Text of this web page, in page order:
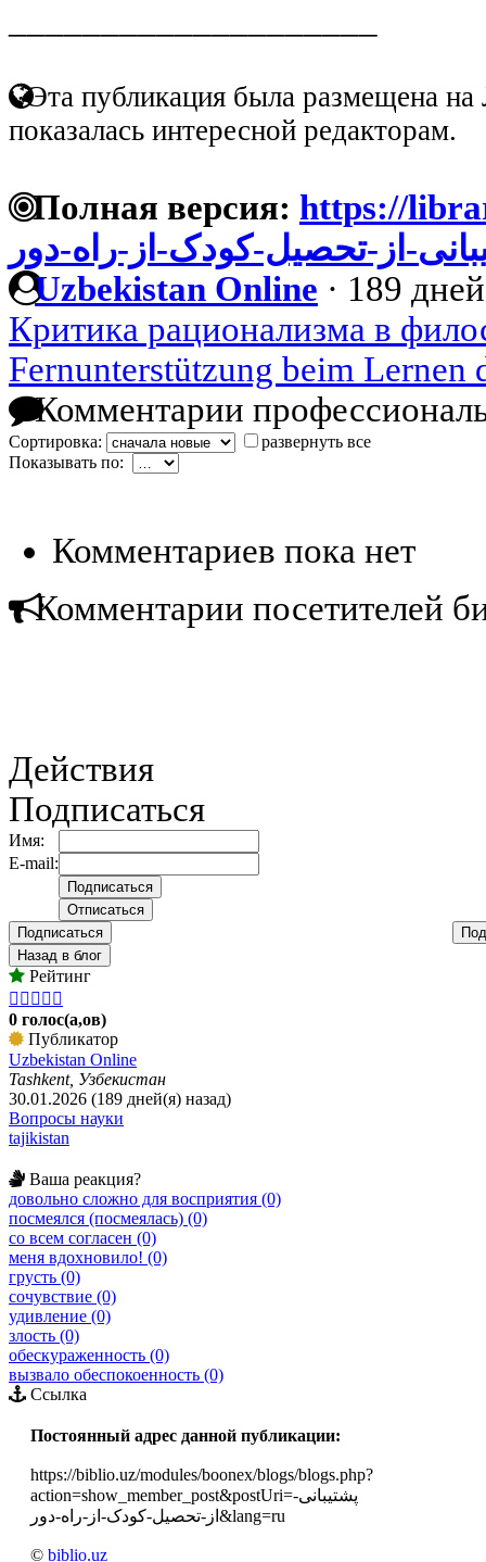
Эта публикация была размещена на
показалась интересной редакторам.
Полная версия: https://
از-تحصیل-کودک-از-راه-دور
Uzbekistan Online · 189
Критика рационализма в
Fernunterstützung beim Lernen
Комментарии
Сортировка:
развернуть все
Показывать по:
Комментариев пока нет
Комментарии посетителей
Действия
Подписаться
Имя:
E-mail:
Подписаться
Назад в блог
Рейтинг
    
0 голос(а,ов)
Публикатор
Uzbekistan Online
Tashkent, Узбекистан
30.01.2026 (189 дней(я) назад)
Вопросы науки
tajikistan
Ваша реакция?
довольно сложно для восприятия (0)
посмеялся (посмеялась) (0)
со всем согласен (0)
меня вдохновило! (0)
грусть (0)
сочувствие (0)
удивление (0)
злость (0)
обескураженность (0)
вызвало обеспокоенность (0)
Ссылка
Постоянный адрес данной публикации:
https://biblio.uz/modules/boonex/blogs/blogs.php?
action=show_member_post&postUri=پشتیبانی-
از-تحصیل-کودک-از-راه-دور&lang=ru
© biblio.uz